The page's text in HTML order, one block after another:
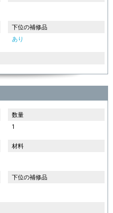
下位の補修品
あり
数量
1
材料
下位の補修品